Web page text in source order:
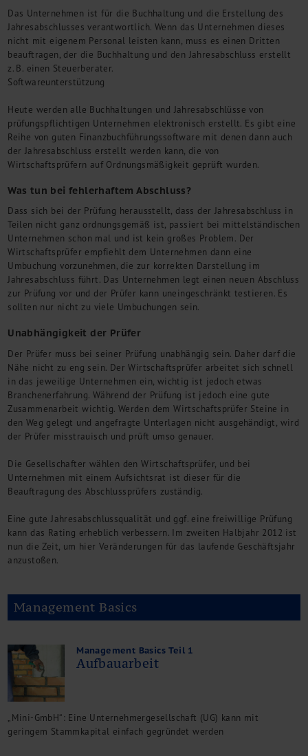
Das Unternehmen ist für die Buchhaltung und die Erstellung des
Jahresabschlusses verantwortlich. Wenn das Unternehmen dieses
nicht mit eigenem Personal leisten kann, muss es einen Dritten
beauftragen, der die Buchhaltung und den Jahresabschluss erstellt
z. B. einen Steuerberater.
Softwareunterstützung
Heute werden alle Buchhaltungen und Jahresabschlüsse von
prüfungspflichtigen Unternehmen elektronisch erstellt. Es gibt eine
Reihe von guten Finanzbuchführungssoftware mit denen dann auch
der Jahresabschluss erstellt werden kann, die von
Wirtschaftsprüfern auf Ordnungsmäßigkeit geprüft wurden.
Was tun bei fehlerhaftem Abschluss?
Dass sich bei der Prüfung herausstellt, dass der Jahresabschluss in
Teilen nicht ganz ordnungsgemäß ist, passiert bei mittelständischen
Unternehmen schon mal und ist kein großes Problem. Der
Wirtschaftsprüfer empfiehlt dem Unternehmen dann eine
Umbuchung vorzunehmen, die zur korrekten Darstellung im
Jahresabschluss führt. Das Unternehmen legt einen neuen Abschluss
zur Prüfung vor und der Prüfer kann uneingeschränkt testieren. Es
sollten nur nicht zu viele Umbuchungen sein.
Unabhängigkeit der Prüfer
Der Prüfer muss bei seiner Prüfung unabhängig sein. Daher darf die
Nähe nicht zu eng sein. Der Wirtschaftsprüfer arbeitet sich schnell
in das jeweilige Unternehmen ein, wichtig ist jedoch etwas
Branchenerfahrung. Während der Prüfung ist jedoch eine gute
Zusammenarbeit wichtig. Werden dem Wirtschaftsprüfer Steine in
den Weg gelegt und angefragte Unterlagen nicht ausgehändigt, wird
der Prüfer misstrauisch und prüft umso genauer.
Die Gesellschafter wählen den Wirtschaftsprüfer, und bei
Unternehmen mit einem Aufsichtsrat ist dieser für die
Beauftragung des Abschlussprüfers zuständig.
Eine gute Jahresabschlussqualität und ggf. eine freiwillige Prüfung
kann das Rating erheblich verbessern. Im zweiten Halbjahr 2012 ist
nun die Zeit, um hier Veränderungen für das laufende Geschäftsjahr
anzustoßen.
Management Basics
Management Basics Teil 1
Aufbauarbeit
„Mini-GmbH“: Eine Unternehmergesellschaft (UG) kann mit
geringem Stammkapital einfach gegründet werden